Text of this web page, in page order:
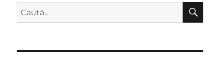
Caută
după: